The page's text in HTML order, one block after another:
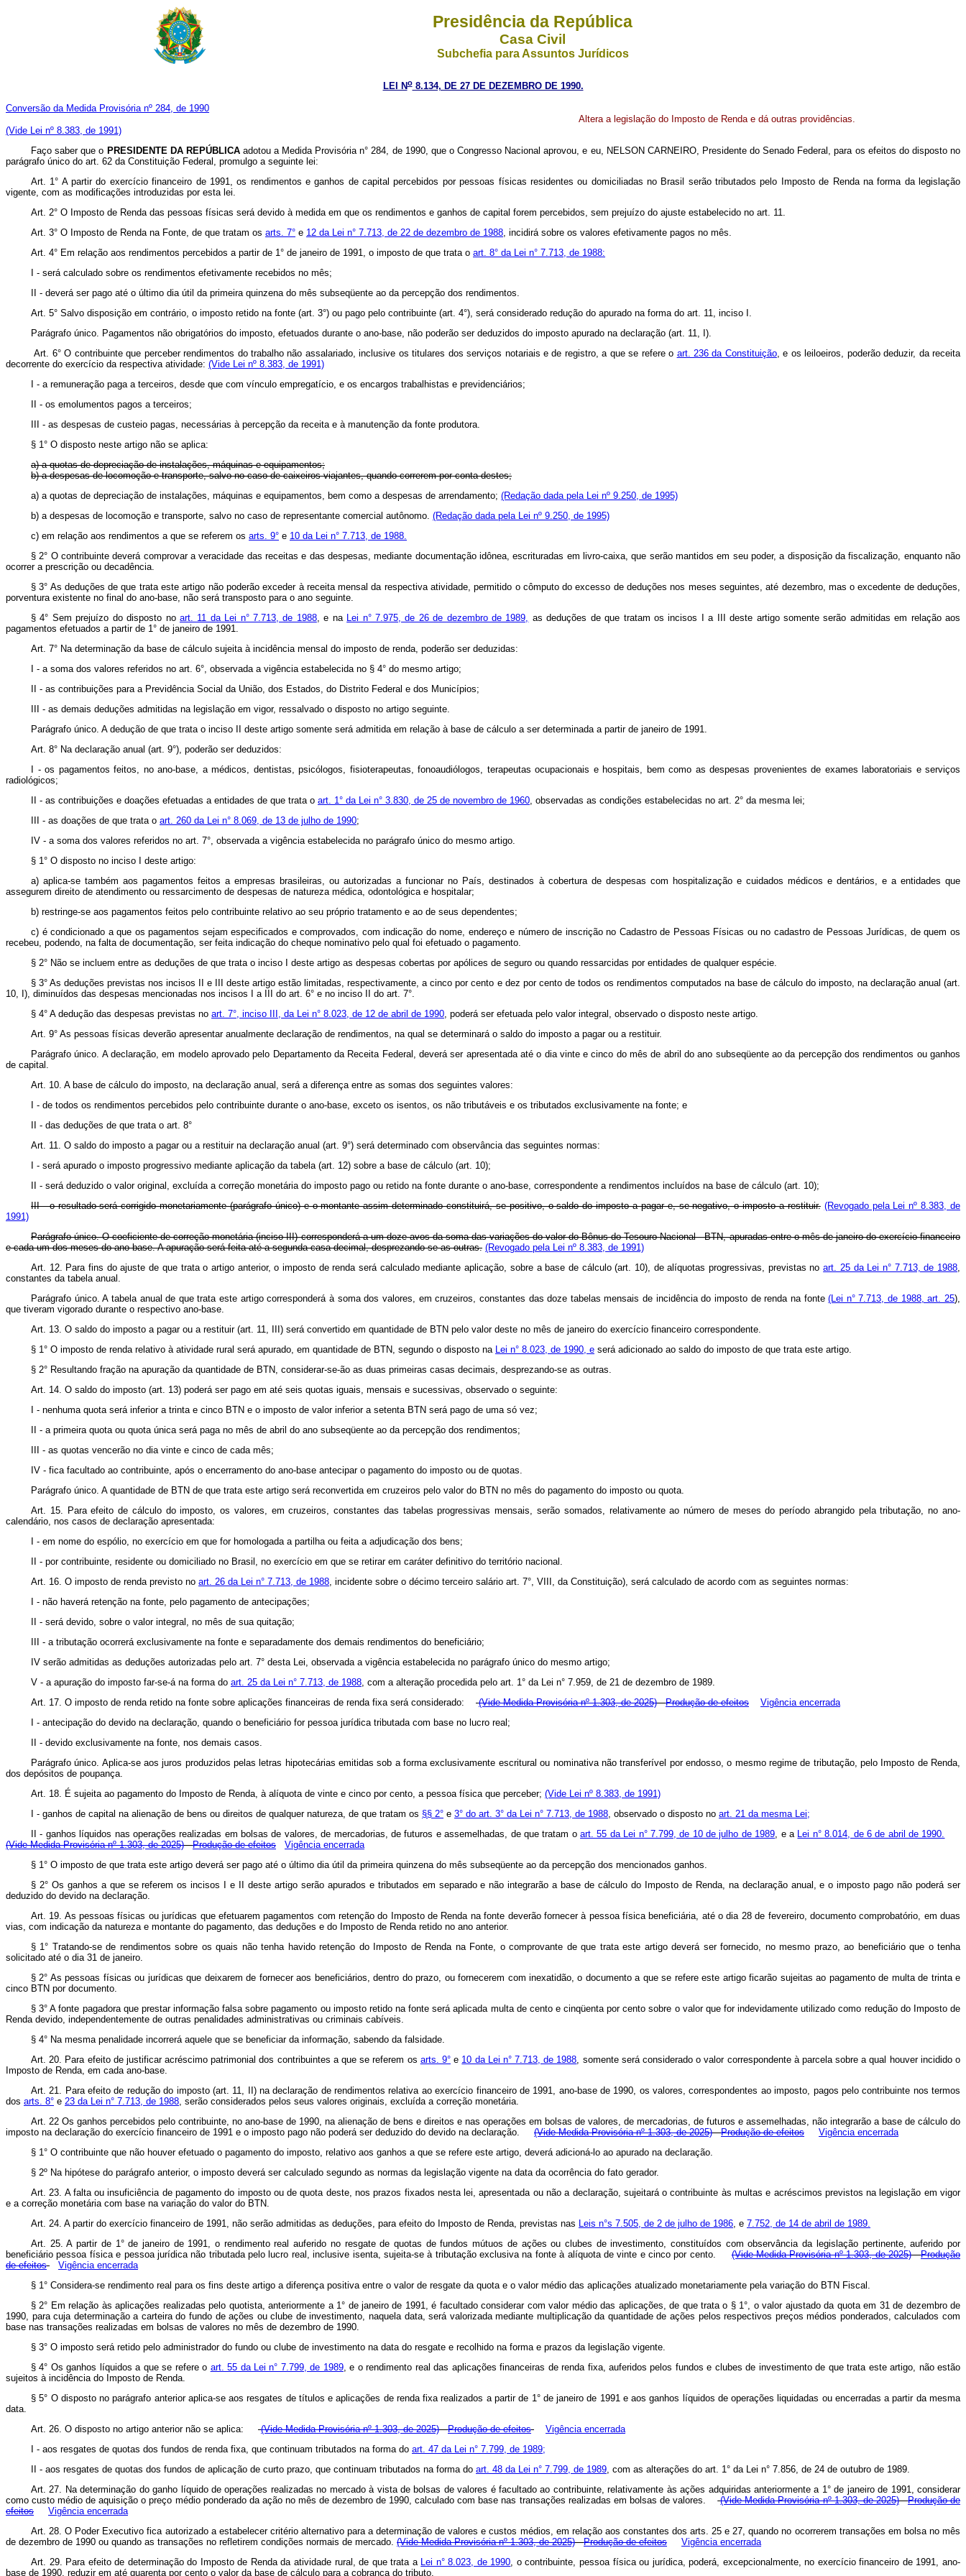
Presidência da República
Casa Civil
Subchefia para Assuntos Jurídicos
LEI No8.134, DE 27 DE DEZEMBRO DE 1990.
Conversão da Medida Provisória nº 284, de 1990
(Vide Lei nº 8.383, de 1991)
Altera a legislação do Imposto de Renda e dá outras providências.
Faço saber que o PRESIDENTE DA REPÚBLICAadotou a Medida Provisória n° 284, de 1990, que o Congresso Nacional aprovou, e eu, NELSON CARNEIRO, Presidente do Senado Federal, para os efeitos do disposto no
parágrafo único do art. 62 da Constituição Federal, promulgo a seguinte lei:
Art. 1° A partir do exercício financeiro de 1991, os rendimentos e ganhos de capital percebidos por pessoas físicas residentes ou domiciliadas no Brasil serão tributados pelo Imposto de Renda na forma da legislação
vigente, com as modificações introduzidas por esta lei.
Art. 2° O Imposto de Renda das pessoas físicas será devido à medida em que os rendimentos e ganhos de capital forem percebidos, sem prejuízo do ajuste estabelecido no art. 11.
Art. 3° O Imposto de Renda na Fonte, de que tratam os arts. 7° e 12 da Lei n° 7.713, de 22 de dezembro de 1988, incidirá sobre os valores efetivamente pagos no mês.
Art. 4° Em relação aos rendimentos percebidos a partir de 1° de janeiro de 1991, o imposto de que trata o art. 8° da Lei n° 7.713, de 1988:
I - será calculado sobre os rendimentos efetivamente recebidos no mês;
II - deverá ser pago até o último dia útil da primeira quinzena do mês subseqüente ao da percepção dos rendimentos.
Art. 5° Salvo disposição em contrário, o imposto retido na fonte (art. 3°) ou pago pelo contribuinte (art. 4°), será considerado redução do apurado na forma do art. 11, inciso I.
Parágrafo único. Pagamentos não obrigatórios do imposto, efetuados durante o ano-base, não poderão ser deduzidos do imposto apurado na declaração (art. 11, I).
Art. 6° O contribuinte que perceber rendimentos do trabalho não assalariado, inclusive os titulares dos serviços notariais e de registro, a que se refere o art. 236 da Constituição, e os leiloeiros, poderão deduzir, da receita
decorrente do exercício da respectiva atividade: (Vide Lei nº 8.383, de 1991)
I - a remuneração paga a terceiros, desde que com vínculo empregatício, e os encargos trabalhistas e previdenciários;
II - os emolumentos pagos a terceiros;
III - as despesas de custeio pagas, necessárias à percepção da receita e à manutenção da fonte produtora.
§ 1° O disposto neste artigo não se aplica:
a) a quotas de depreciação de instalações, máquinas e equipamentos;
b) a despesas de locomoção e transporte, salvo no caso de caixeiros-viajantes, quando correrem por conta destes;
a) a quotas de depreciação de instalações, máquinas e equipamentos, bem como a despesas de arrendamento; (Redação dada pela Lei nº 9.250, de 1995)
b) a despesas de locomoção e transporte, salvo no caso de representante comercial autônomo. (Redação dada pela Lei nº 9.250, de 1995)
c) em relação aos rendimentos a que se referem os arts. 9° e 10 da Lei n° 7.713, de 1988.
§ 2° O contribuinte deverá comprovar a veracidade das receitas e das despesas, mediante documentação idônea, escrituradas em livro-caixa, que serão mantidos em seu poder, a disposição da fiscalização, enquanto não
ocorrer a prescrição ou decadência.
§ 3° As deduções de que trata este artigo não poderão exceder à receita mensal da respectiva atividade, permitido o cômputo do excesso de deduções nos meses seguintes, até dezembro, mas o excedente de deduções,
porventura existente no final do ano-base, não será transposto para o ano seguinte.
§ 4° Sem prejuízo do disposto no art. 11 da Lei n° 7.713, de 1988, e na Lei n° 7.975, de 26 de dezembro de 1989, as deduções de que tratam os incisos I a III deste artigo somente serão admitidas em relação aos
pagamentos efetuados a partir de 1° de janeiro de 1991.
Art. 7° Na determinação da base de cálculo sujeita à incidência mensal do imposto de renda, poderão ser deduzidas:
I - a soma dos valores referidos no art. 6°, observada a vigência estabelecida no § 4° do mesmo artigo;
II - as contribuições para a Previdência Social da União, dos Estados, do Distrito Federal e dos Municípios;
III - as demais deduções admitidas na legislação em vigor, ressalvado o disposto no artigo seguinte.
Parágrafo único. A dedução de que trata o inciso II deste artigo somente será admitida em relação à base de cálculo a ser determinada a partir de janeiro de 1991.
Art. 8° Na declaração anual (art. 9°), poderão ser deduzidos:
I - os pagamentos feitos, no ano-base, a médicos, dentistas, psicólogos, fisioterapeutas, fonoaudiólogos, terapeutas ocupacionais e hospitais, bem como as despesas provenientes de exames laboratoriais e serviços
radiológicos;
II - as contribuições e doações efetuadas a entidades de que trata o art. 1° da Lei n° 3.830, de 25 de novembro de 1960, observadas as condições estabelecidas no art. 2° da mesma lei;
III - as doações de que trata o art. 260 da Lei n° 8.069, de 13 de julho de 1990;
IV - a soma dos valores referidos no art. 7°, observada a vigência estabelecida no parágrafo único do mesmo artigo.
§ 1° O disposto no inciso I deste artigo:
a) aplica-se também aos pagamentos feitos a empresas brasileiras, ou autorizadas a funcionar no País, destinados à cobertura de despesas com hospitalização e cuidados médicos e dentários, e a entidades que
assegurem direito de atendimento ou ressarcimento de despesas de natureza médica, odontológica e hospitalar;
b) restringe-se aos pagamentos feitos pelo contribuinte relativo ao seu próprio tratamento e ao de seus dependentes;
c) é condicionado a que os pagamentos sejam especificados e comprovados, com indicação do nome, endereço e número de inscrição no Cadastro de Pessoas Físicas ou no cadastro de Pessoas Jurídicas, de quem os
recebeu, podendo, na falta de documentação, ser feita indicação do cheque nominativo pelo qual foi efetuado o pagamento.
§ 2° Não se incluem entre as deduções de que trata o inciso I deste artigo as despesas cobertas por apólices de seguro ou quando ressarcidas por entidades de qualquer espécie.
§ 3° As deduções previstas nos incisos II e III deste artigo estão limitadas, respectivamente, a cinco por cento e dez por cento de todos os rendimentos computados na base de cálculo do imposto, na declaração anual (art.
10, I), diminuídos das despesas mencionadas nos incisos I a III do art. 6° e no inciso II do art. 7°.
§ 4° A dedução das despesas previstas no art. 7°, inciso III, da Lei n° 8.023, de 12 de abril de 1990, poderá ser efetuada pelo valor integral, observado o disposto neste artigo.
Art. 9° As pessoas físicas deverão apresentar anualmente declaração de rendimentos, na qual se determinará o saldo do imposto a pagar ou a restituir.
Parágrafo único. A declaração, em modelo aprovado pelo Departamento da Receita Federal, deverá ser apresentada até o dia vinte e cinco do mês de abril do ano subseqüente ao da percepção dos rendimentos ou ganhos
de capital.
Art. 10. A base de cálculo do imposto, na declaração anual, será a diferença entre as somas dos seguintes valores:
I - de todos os rendimentos percebidos pelo contribuinte durante o ano-base, exceto os isentos, os não tributáveis e os tributados exclusivamente na fonte; e
II - das deduções de que trata o art. 8°
Art. 11. O saldo do imposto a pagar ou a restituir na declaração anual (art. 9°) será determinado com observância das seguintes normas:
I - será apurado o imposto progressivo mediante aplicação da tabela (art. 12) sobre a base de cálculo (art. 10);
II - será deduzido o valor original, excluída a correção monetária do imposto pago ou retido na fonte durante o ano-base, correspondente a rendimentos incluídos na base de cálculo (art. 10);
III - o resultado será corrigido monetariamente (parágrafo único) e o montante assim determinado constituirá, se positivo, o saldo do imposto a pagar e, se negativo, o imposto a restituir. (Revogado pela Lei nº 8.383, de
1991)
Parágrafo único. O coeficiente de correção monetária (inciso III) corresponderá a um doze avos da soma das variações do valor do Bônus do Tesouro Nacional - BTN, apuradas entre o mês de janeiro do exercício financeiro
e cada um dos meses do ano-base. A apuração será feita até a segunda casa decimal, desprezando-se as outras. (Revogado pela Lei nº 8.383, de 1991)
Art. 12. Para fins do ajuste de que trata o artigo anterior, o imposto de renda será calculado mediante aplicação, sobre a base de cálculo (art. 10), de alíquotas progressivas, previstas noart. 25 da Lei n° 7.713, de 1988,
constantes da tabela anual.
Parágrafo único. A tabela anual de que trata este artigo corresponderá à soma dos valores, em cruzeiros, constantes das doze tabelas mensais de incidência do imposto de renda na fonte(Lei n° 7.713, de 1988, art. 25),
que tiveram vigorado durante o respectivo ano-base.
Art. 13. O saldo do imposto a pagar ou a restituir (art. 11, III) será convertido em quantidade de BTN pelo valor deste no mês de janeiro do exercício financeiro correspondente.
§ 1° O imposto de renda relativo à atividade rural será apurado, em quantidade de BTN, segundo o disposto na Lei n° 8.023, de 1990, e será adicionado ao saldo do imposto de que trata este artigo.
§ 2° Resultando fração na apuração da quantidade de BTN, considerar-se-ão as duas primeiras casas decimais, desprezando-se as outras.
Art. 14. O saldo do imposto (art. 13) poderá ser pago em até seis quotas iguais, mensais e sucessivas, observado o seguinte:
I - nenhuma quota será inferior a trinta e cinco BTN e o imposto de valor inferior a setenta BTN será pago de uma só vez;
II - a primeira quota ou quota única será paga no mês de abril do ano subseqüente ao da percepção dos rendimentos;
III - as quotas vencerão no dia vinte e cinco de cada mês;
IV - fica facultado ao contribuinte, após o encerramento do ano-base antecipar o pagamento do imposto ou de quotas.
Parágrafo único. A quantidade de BTN de que trata este artigo será reconvertida em cruzeiros pelo valor do BTN no mês do pagamento do imposto ou quota.
Art. 15. Para efeito de cálculo do imposto, os valores, em cruzeiros, constantes das tabelas progressivas mensais, serão somados, relativamente ao número de meses do período abrangido pela tributação, no ano-
calendário, nos casos de declaração apresentada:
I - em nome do espólio, no exercício em que for homologada a partilha ou feita a adjudicação dos bens;
II - por contribuinte, residente ou domiciliado no Brasil, no exercício em que se retirar em caráter definitivo do território nacional.
Art. 16. O imposto de renda previsto no art. 26 da Lei n° 7.713, de 1988, incidente sobre o décimo terceiro salário art. 7°, VIII, da Constituição), será calculado de acordo com as seguintes normas:
I - não haverá retenção na fonte, pelo pagamento de antecipações;
II - será devido, sobre o valor integral, no mês de sua quitação;
III - a tributação ocorrerá exclusivamente na fonte e separadamente dos demais rendimentos do beneficiário;
IV serão admitidas as deduções autorizadas pelo art. 7° desta Lei, observada a vigência estabelecida no parágrafo único do mesmo artigo;
V - a apuração do imposto far-se-á na forma do art. 25 da Lei n° 7.713, de 1988, com a alteração procedida pelo art. 1° da Lei n° 7.959, de 21 de dezembro de 1989.
Art. 17. O imposto de renda retido na fonte sobre aplicações financeiras de renda fixa será considerado:
(Vide Medida Provisória nº 1.303, de 2025) Produção de efeitos
Vigência encerrada
I - antecipação do devido na declaração, quando o beneficiário for pessoa jurídica tributada com base no lucro real;
II - devido exclusivamente na fonte, nos demais casos.
Parágrafo único. Aplica-se aos juros produzidos pelas letras hipotecárias emitidas sob a forma exclusivamente escritural ou nominativa não transferível por endosso, o mesmo regime de tributação, pelo Imposto de Renda,
dos depósitos de poupança.
Art. 18. É sujeita ao pagamento do Imposto de Renda, à alíquota de vinte e cinco por cento, a pessoa física que perceber; (Vide Lei nº 8.383, de 1991)
I - ganhos de capital na alienação de bens ou direitos de qualquer natureza, de que tratam os §§ 2° e 3° do art. 3° da Lei n° 7.713, de 1988, observado o disposto no art. 21 da mesma Lei;
II - ganhos líquidos nas operações realizadas em bolsas de valores, de mercadorias, de futuros e assemelhadas, de que tratam oart. 55 da Lei n° 7.799, de 10 de julho de 1989, e a Lei n° 8.014, de 6 de abril de 1990.
(Vide Medida Provisória nº 1.303, de 2025)
Produção de efeitos
Vigência encerrada
§ 1° O imposto de que trata este artigo deverá ser pago até o último dia útil da primeira quinzena do mês subseqüente ao da percepção dos mencionados ganhos.
§ 2° Os ganhos a que se referem os incisos I e II deste artigo serão apurados e tributados em separado e não integrarão a base de cálculo do Imposto de Renda, na declaração anual, e o imposto pago não poderá ser
deduzido do devido na declaração.
Art. 19. As pessoas físicas ou jurídicas que efetuarem pagamentos com retenção do Imposto de Renda na fonte deverão fornecer à pessoa física beneficiária, até o dia 28 de fevereiro, documento comprobatório, em duas
vias, com indicação da natureza e montante do pagamento, das deduções e do Imposto de Renda retido no ano anterior.
§ 1° Tratando-se de rendimentos sobre os quais não tenha havido retenção do Imposto de Renda na Fonte, o comprovante de que trata este artigo deverá ser fornecido, no mesmo prazo, ao beneficiário que o tenha
solicitado até o dia 31 de janeiro.
§ 2° As pessoas físicas ou jurídicas que deixarem de fornecer aos beneficiários, dentro do prazo, ou fornecerem com inexatidão, o documento a que se refere este artigo ficarão sujeitas ao pagamento de multa de trinta e
cinco BTN por documento.
§ 3° A fonte pagadora que prestar informação falsa sobre pagamento ou imposto retido na fonte será aplicada multa de cento e cinqüenta por cento sobre o valor que for indevidamente utilizado como redução do Imposto de
Renda devido, independentemente de outras penalidades administrativas ou criminais cabíveis.
§ 4° Na mesma penalidade incorrerá aquele que se beneficiar da informação, sabendo da falsidade.
Art. 20. Para efeito de justificar acréscimo patrimonial dos contribuintes a que se referem os arts. 9°e 10 da Lei n° 7.713, de 1988, somente será considerado o valor correspondente à parcela sobre a qual houver incidido o
Imposto de Renda, em cada ano-base.
Art. 21. Para efeito de redução do imposto (art. 11, II) na declaração de rendimentos relativa ao exercício financeiro de 1991, ano-base de 1990, os valores, correspondentes ao imposto, pagos pelo contribuinte nos termos
dos arts. 8° e 23 da Lei n° 7.713, de 1988, serão considerados pelos seus valores originais, excluída a correção monetária.
Art. 22 Os ganhos percebidos pelo contribuinte, no ano-base de 1990, na alienação de bens e direitos e nas operações em bolsas de valores, de mercadorias, de futuros e assemelhadas, não integrarão a base de cálculo do
imposto na declaração do exercício financeiro de 1991 e o imposto pago não poderá ser deduzido do devido na declaração. (Vide Medida Provisória nº 1.303, de 2025) Produção de efeitos
Vigência encerrada
§ 1° O contribuinte que não houver efetuado o pagamento do imposto, relativo aos ganhos a que se refere este artigo, deverá adicioná-lo ao apurado na declaração.
§ 2º Na hipótese do parágrafo anterior, o imposto deverá ser calculado segundo as normas da legislação vigente na data da ocorrência do fato gerador.
Art. 23. A falta ou insuficiência de pagamento do imposto ou de quota deste, nos prazos fixados nesta lei, apresentada ou não a declaração, sujeitará o contribuinte às multas e acréscimos previstos na legislação em vigor
e a correção monetária com base na variação do valor do BTN.
Art. 24. A partir do exercício financeiro de 1991, não serão admitidas as deduções, para efeito do Imposto de Renda, previstas nas Leis n°s 7.505, de 2 de julho de 1986, e 7.752, de 14 de abril de 1989.
Art. 25. A partir de 1° de janeiro de 1991, o rendimento real auferido no resgate de quotas de fundos mútuos de ações ou clubes de investimento, constituídos com observância da legislação pertinente, auferido por
beneficiário pessoa física e pessoa jurídica não tributada pelo lucro real, inclusive isenta, sujeita-se à tributação exclusiva na fonte à alíquota de vinte e cinco por cento.(Vide Medida Provisória nº 1.303, de 2025)
Produção
de efeitos
Vigência encerrada
§ 1° Considera-se rendimento real para os fins deste artigo a diferença positiva entre o valor de resgate da quota e o valor médio das aplicações atualizado monetariamente pela variação do BTN Fiscal.
§ 2° Em relação às aplicações realizadas pelo quotista, anteriormente a 1° de janeiro de 1991, é facultado considerar com valor médio das aplicações, de que trata o § 1°, o valor ajustado da quota em 31 de dezembro de
1990, para cuja determinação a carteira do fundo de ações ou clube de investimento, naquela data, será valorizada mediante multiplicação da quantidade de ações pelos respectivos preços médios ponderados, calculados com
base nas transações realizadas em bolsas de valores no mês de dezembro de 1990.
§ 3° O imposto será retido pelo administrador do fundo ou clube de investimento na data do resgate e recolhido na forma e prazos da legislação vigente.
§ 4° Os ganhos líquidos a que se refere o art. 55 da Lei n° 7.799, de 1989, e o rendimento real das aplicações financeiras de renda fixa, auferidos pelos fundos e clubes de investimento de que trata este artigo, não estão
sujeitos à incidência do Imposto de Renda.
§ 5° O disposto no parágrafo anterior aplica-se aos resgates de títulos e aplicações de renda fixa realizados a partir de 1° de janeiro de 1991 e aos ganhos líquidos de operações liquidadas ou encerradas a partir da mesma
data.
Art. 26. O disposto no artigo anterior não se aplica:
(Vide Medida Provisória nº 1.303, de 2025) Produção de efeitos
Vigência encerrada
I - aos resgates de quotas dos fundos de renda fixa, que continuam tributados na forma do art. 47 da Lei n° 7.799, de 1989;
II - aos resgates de quotas dos fundos de aplicação de curto prazo, que continuam tributados na forma do art. 48 da Lei n° 7.799, de 1989, com as alterações do art. 1° da Lei n° 7.856, de 24 de outubro de 1989.
Art. 27. Na determinação do ganho líquido de operações realizadas no mercado à vista de bolsas de valores é facultado ao contribuinte, relativamente às ações adquiridas anteriormente a 1° de janeiro de 1991, considerar
como custo médio de aquisição o preço médio ponderado da ação no mês de dezembro de 1990, calculado com base nas transações realizadas em bolsas de valores. (Vide Medida Provisória nº 1.303, de 2025)
Produção de
efeitos
Vigência encerrada
Art. 28. O Poder Executivo fica autorizado a estabelecer critério alternativo para a determinação de valores e custos médios, em relação aos constantes dos arts. 25 e 27, quando no ocorrerem transações em bolsa no mês
de dezembro de 1990 ou quando as transações no refletirem condições normais de mercado. (Vide Medida Provisória nº 1.303, de 2025) Produção de efeitos
Vigência encerrada
Art. 29. Para efeito de determinação do Imposto de Renda da atividade rural, de que trata a Lei n° 8.023, de 1990, o contribuinte, pessoa física ou jurídica, poderá, excepcionalmente, no exercício financeiro de 1991, ano-
base de 1990, reduzir em até quarenta por cento o valor da base de cálculo para a cobrança do tributo.